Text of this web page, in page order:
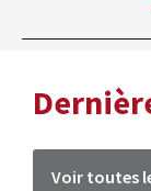
Voir toutes